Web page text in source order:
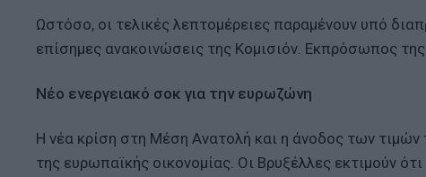
Ωστόσο, οι τελικές λεπτομέρειες παραμένουν υπό
επίσημες ανακοινώσεις της Κομισιόν. Εκπρόσωπος
Νέο ενεργειακό σοκ για την ευρωζώνη
Η νέα κρίση στη Μέση Ανατολή και η άνοδος των τιμών
της ευρωπαϊκής οικονομίας. Οι Βρυξέλλες εκτιμούν